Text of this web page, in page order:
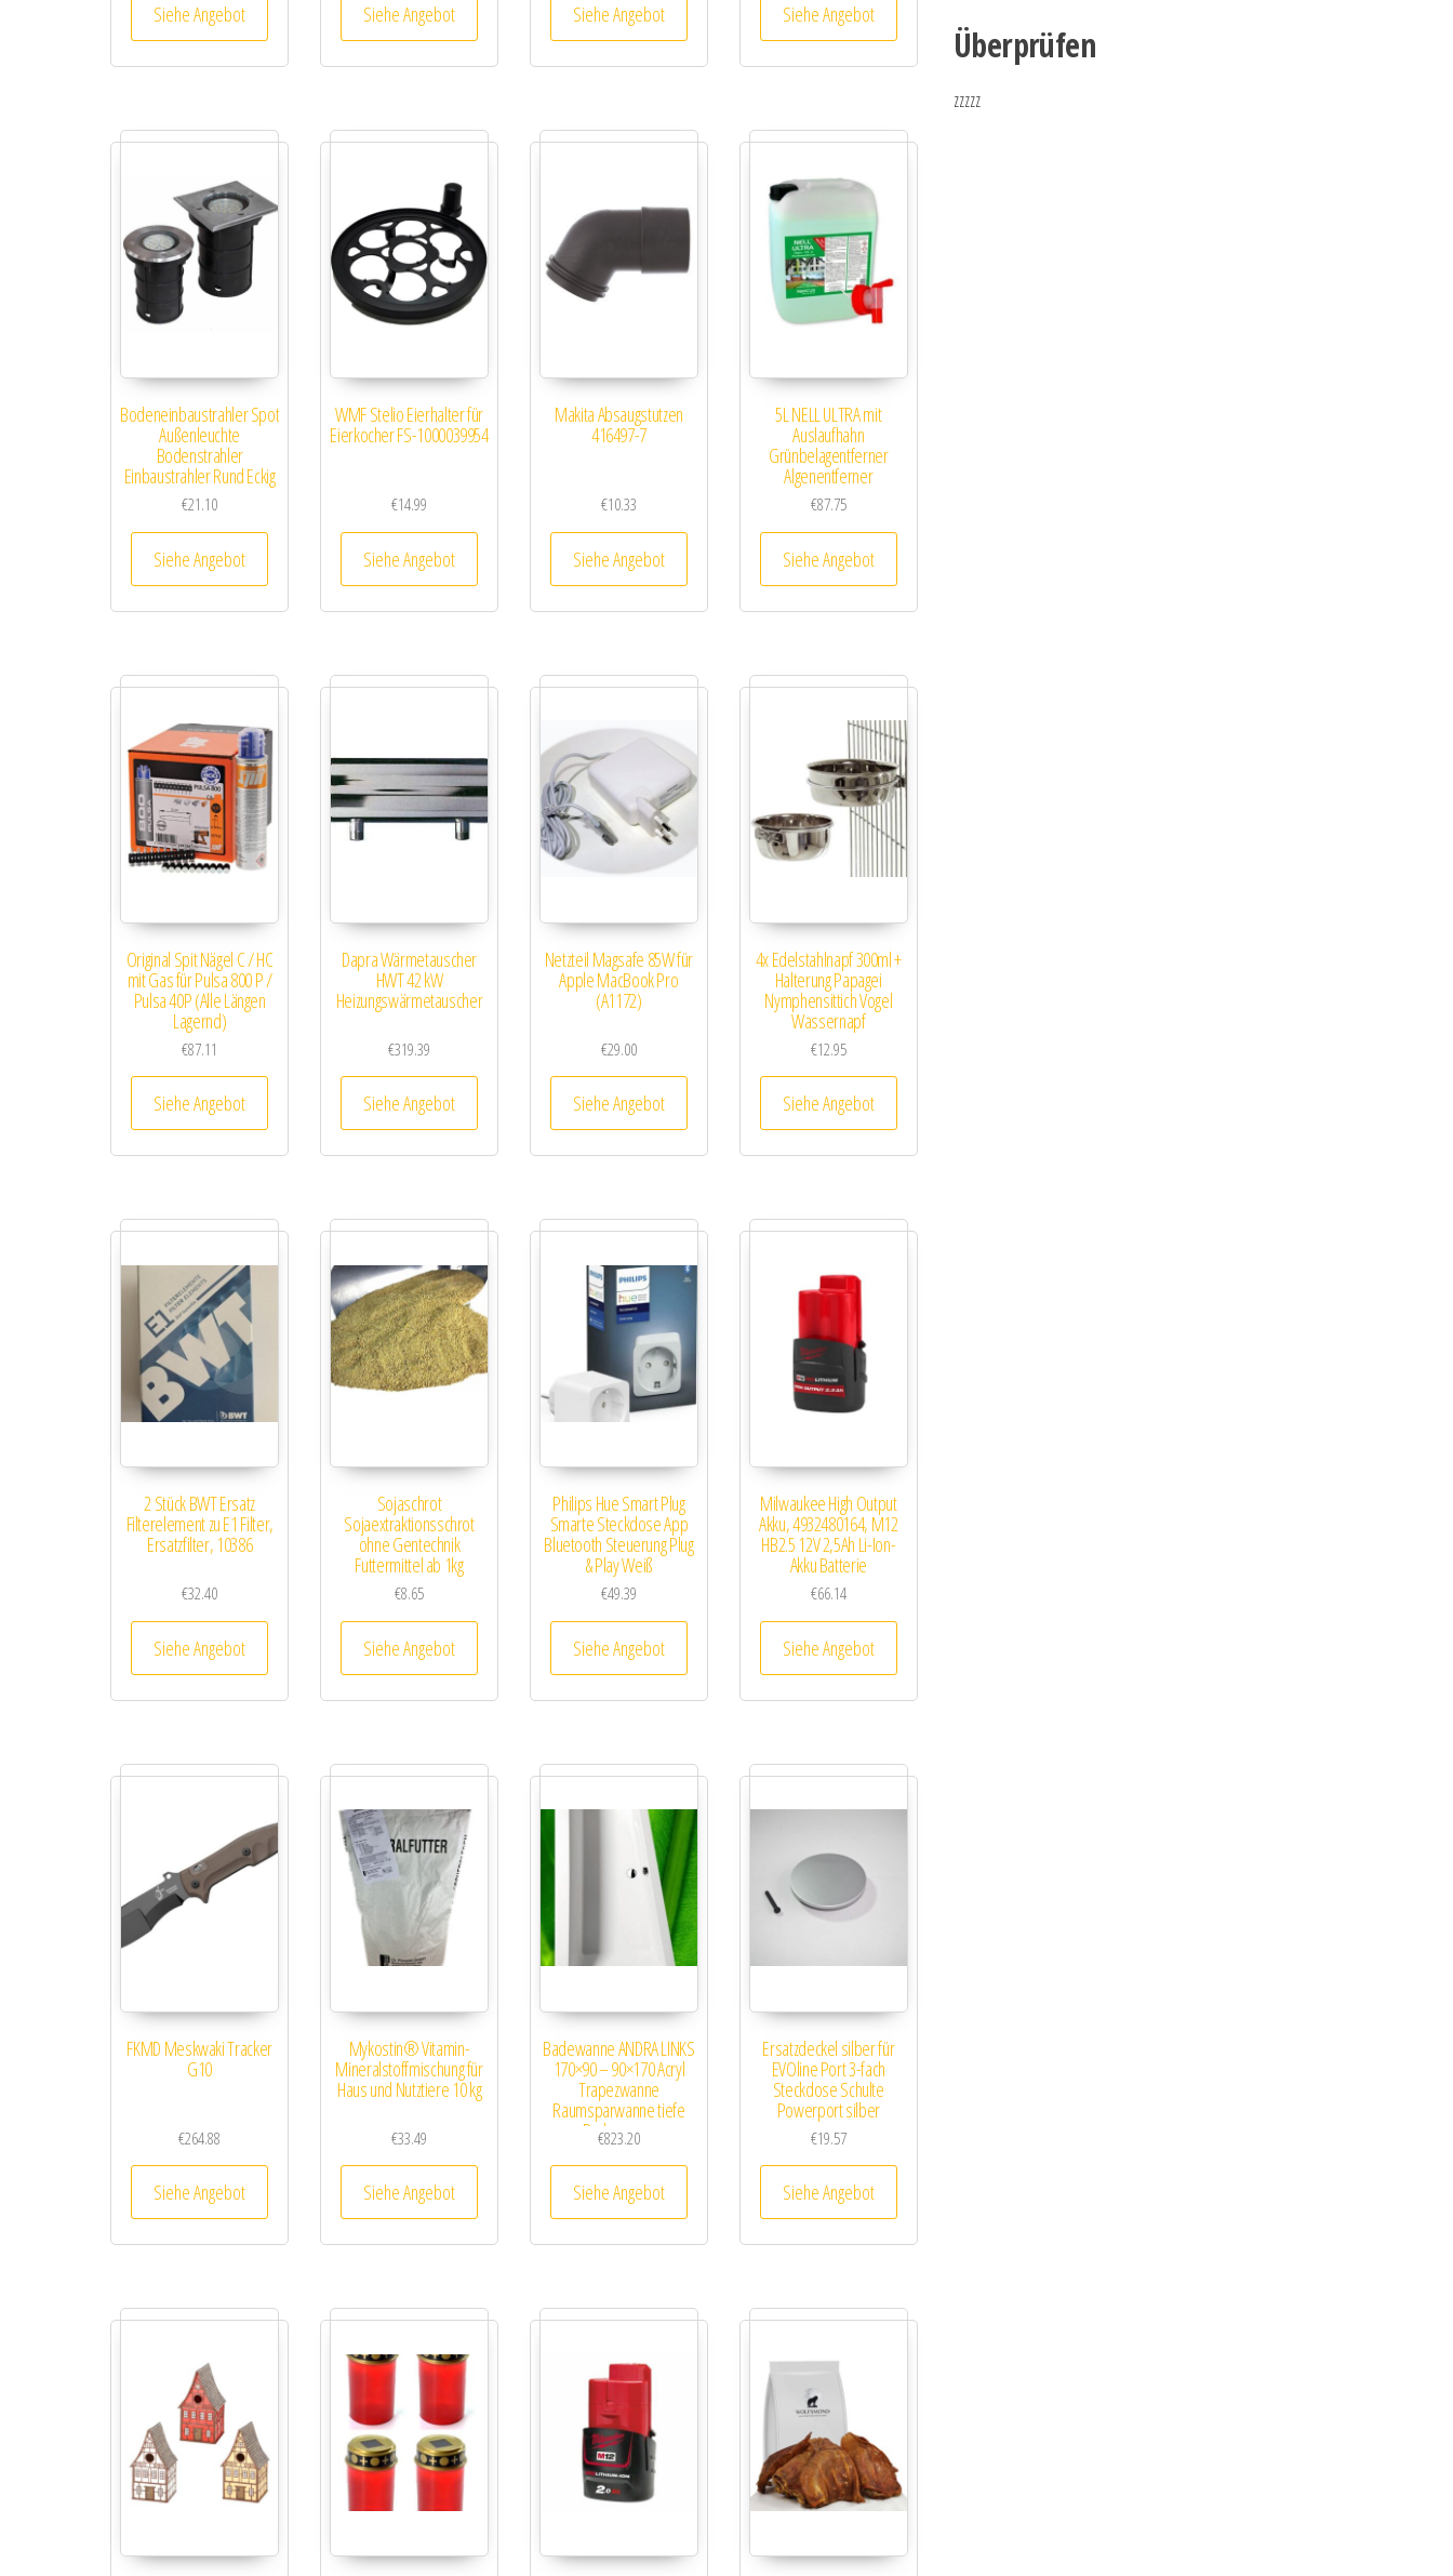
Siehe Angebot Siehe Angebot Siehe Angebot Siehe Angebot
Bodeneinbaustrahler Spot
Außenleuchte
Bodenstrahler
Einbaustrahler Rund Eckig
€21.10
Siehe Angebot
WMF Stelio Eierhalter für
Eierkocher FS-1000039954
€14.99
Siehe Angebot
Makita Absaugstutzen
416497-7
€10.33
Siehe Angebot
5L NELL ULTRA mit
Auslaufhahn
Grünbelagentferner
Algenentferner
€87.75
Siehe Angebot
Original Spit Nägel C / HC
mit Gas für Pulsa 800 P /
Pulsa 40P (Alle Längen
Lagernd)
€87.11
Siehe Angebot
Dapra Wärmetauscher
HWT 42 kW
Heizungswärmetauscher
€319.39
Siehe Angebot
Netzteil Magsafe 85W für
Apple MacBook Pro
(A1172)
€29.00
Siehe Angebot
4x Edelstahlnapf 300ml +
Halterung Papagei
Nymphensittich Vogel
Wassernapf
€12.95
Siehe Angebot
2 Stück BWT Ersatz
Filterelement zu E1 Filter,
Ersatzfilter, 10386
€32.40
Siehe Angebot
Sojaschrot
Sojaextraktionsschrot
ohne Gentechnik
Futtermittel ab 1kg
€8.65
Siehe Angebot
Philips Hue Smart Plug
Smarte Steckdose App
Bluetooth Steuerung Plug
& Play Weiß
€49.39
Siehe Angebot
Milwaukee High Output
Akku, 4932480164, M12
HB2.5 12V 2,5Ah Li-Ion-
Akku Batterie
€66.14
Siehe Angebot
FKMD Meskwaki Tracker
G10
€264.88
Siehe Angebot
Mykostin® Vitamin-
Mineralstoffmischung für
Haus und Nutztiere 10 kg
€33.49
Siehe Angebot
Badewanne ANDRA LINKS
170×90 – 90×170 Acryl
Trapezwanne
Raumsparwanne tiefe
Badewanne
€823.20
Siehe Angebot
Ersatzdeckel silber für
EVOline Port 3-fach
Steckdose Schulte
Powerport silber
€19.57
Siehe Angebot
Überprüfen
zzzzz